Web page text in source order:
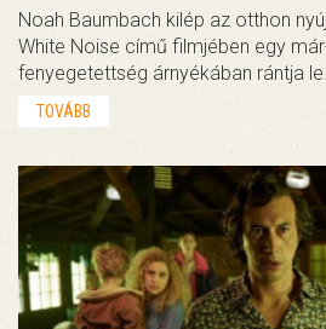
Noah Baumbach kilép az otthon
White Noise című filmjében egy
fenyegetettség árnyékában rántja
TOVÁBB